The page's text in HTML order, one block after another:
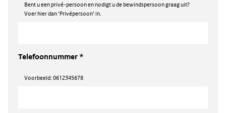
Bent u een privé-persoon en nodigt u de bewindspersoon graag uit?
Voer hier dan ‘Privépersoon’ in.
Telefoonnummer *
Voorbeeld: 0612345678